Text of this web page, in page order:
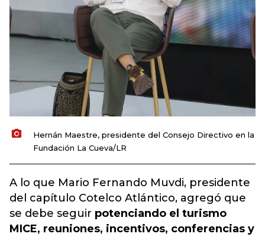
Hernán Maestre, presidente del Consejo Directivo en la
Fundación La Cueva/LR
A lo que Mario Fernando Muvdi, presidente
del capítulo Cotelco Atlántico, agregó que
se debe seguir potenciando el turismo
MICE, reuniones, incentivos, conferencias y